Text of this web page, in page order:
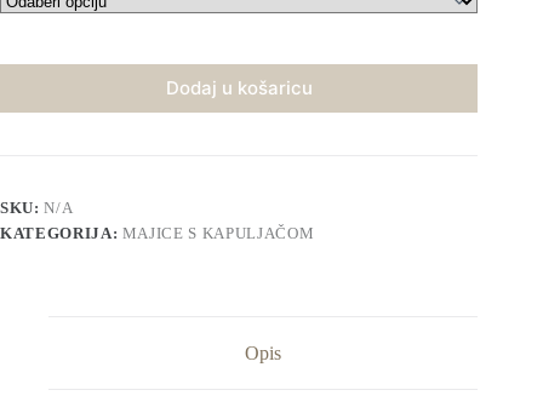
Dodaj u košaricu
SKU:N/A
KATEGORIJA: MAJICE S KAPULJAČOM
Opis